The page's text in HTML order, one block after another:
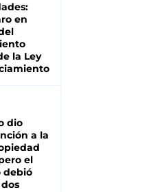
en
la Ley
dio
a la
el
debió